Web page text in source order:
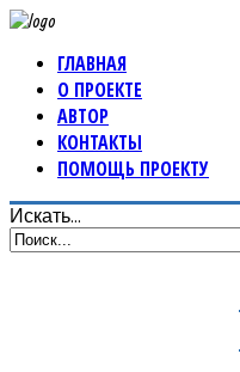
ГЛАВНАЯ
О ПРОЕКТЕ
АВТОР
КОНТАКТЫ
ПОМОЩЬ ПРОЕКТУ
Искать...